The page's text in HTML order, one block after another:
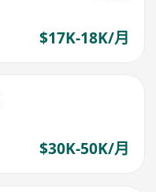
$17K-18K/月
$30K-50K/月